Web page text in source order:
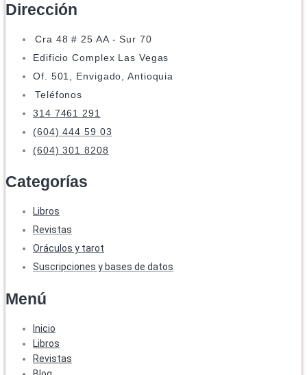
Dirección
Cra 48 # 25 AA - Sur 70
Edificio Complex Las Vegas
Of. 501, Envigado, Antioquia
Teléfonos
314 7461 291
(604) 444 59 03
(604) 301 8208
Categorías
Libros
Revistas
Oráculos y tarot
Suscripciones y bases de datos
Menú
Inicio
Libros
Revistas